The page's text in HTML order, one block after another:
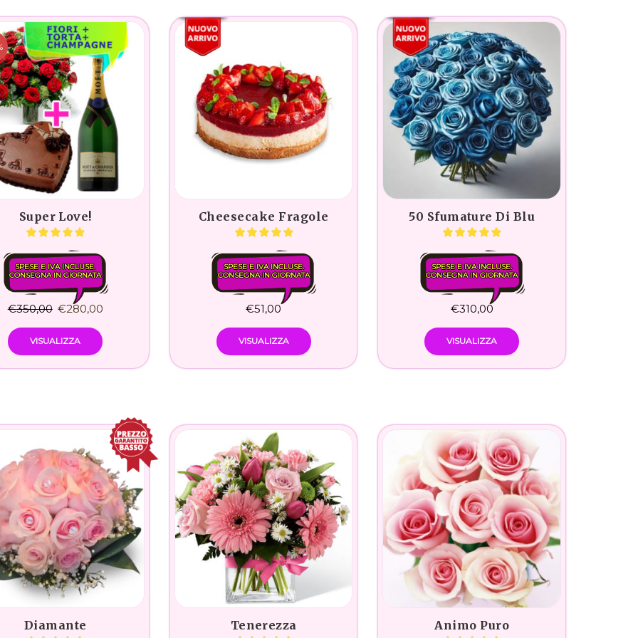
Super Love!
SPESE E IVA INCLUSE.
CONSEGNA IN GIORNATA
€350,00 €280,00
VISUALIZZA
Cheesecake Fragole
SPESE E IVA INCLUSE.
CONSEGNA IN GIORNATA
€51,00
VISUALIZZA
50 Sfumature Di Blu
SPESE E IVA INCLUSE.
CONSEGNA IN GIORNATA
€310,00
VISUALIZZA
Diamante Tenerezza Animo Puro